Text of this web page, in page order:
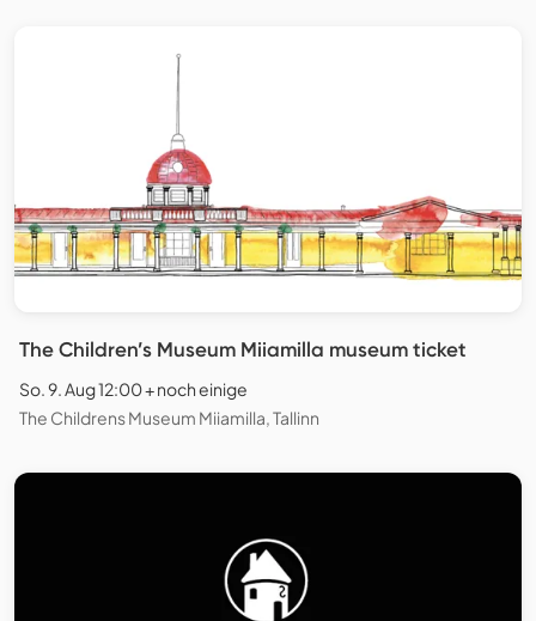
The Children’s Museum Miiamilla museum ticket
So. 9. Aug 12:00 + noch einige
The Childrens Museum Miiamilla, Tallinn